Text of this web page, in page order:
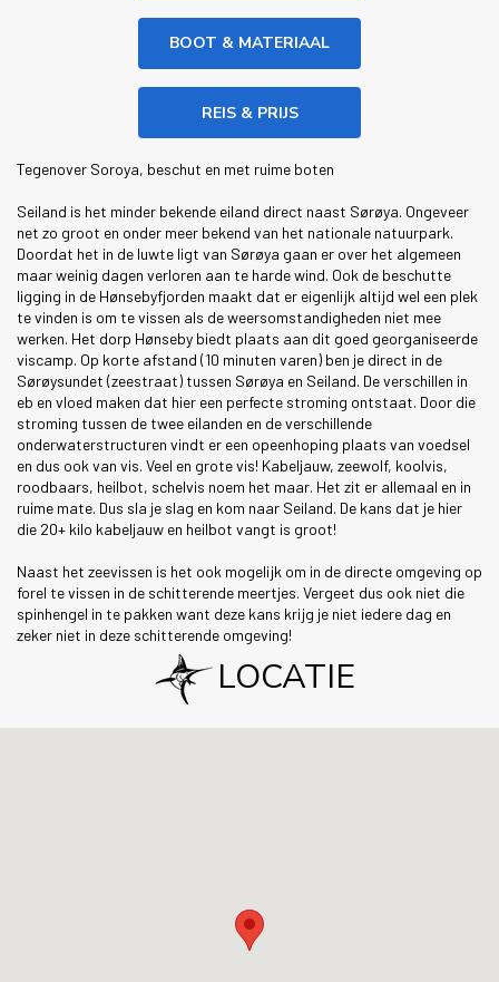
BOOT & MATERIAAL
REIS & PRIJS
Tegenover Soroya, beschut en met ruime boten
Seiland is het minder bekende eiland direct naast Sørøya. Ongeveer
net zo groot en onder meer bekend van het nationale natuurpark.
Doordat het in de luwte ligt van Sørøya gaan er over het algemeen
maar weinig dagen verloren aan te harde wind. Ook de beschutte
ligging in de Hønsebyfjorden maakt dat er eigenlijk altijd wel een plek
te vinden is om te vissen als de weersomstandigheden niet mee
werken. Het dorp Hønseby biedt plaats aan dit goed georganiseerde
viscamp. Op korte afstand (10 minuten varen) ben je direct in de
Sørøysundet (zeestraat) tussen Sørøya en Seiland. De verschillen in
eb en vloed maken dat hier een perfecte stroming ontstaat. Door die
stroming tussen de twee eilanden en de verschillende
onderwaterstructuren vindt er een opeenhoping plaats van voedsel
en dus ook van vis. Veel en grote vis! Kabeljauw, zeewolf, koolvis,
roodbaars, heilbot, schelvis noem het maar. Het zit er allemaal en in
ruime mate. Dus sla je slag en kom naar Seiland. De kans dat je hier
die 20+ kilo kabeljauw en heilbot vangt is groot!
Naast het zeevissen is het ook mogelijk om in de directe omgeving op
forel te vissen in de schitterende meertjes. Vergeet dus ook niet die
spinhengel in te pakken want deze kans krijg je niet iedere dag en
zeker niet in deze schitterende omgeving!
LOCATIE